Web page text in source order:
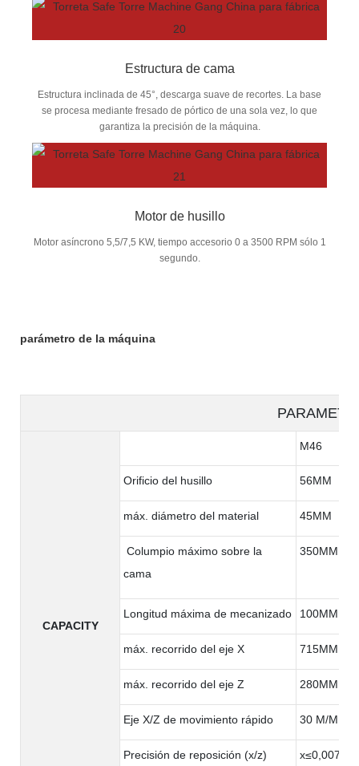
Estructura de cama
Estructura inclinada de 45°, descarga suave de recortes. La base
se procesa mediante fresado de pórtico de una sola vez, lo que
garantiza la precisión de la máquina.
Motor de husillo
Motor asíncrono 5,5/7,5 KW, tiempo accesorio 0 a 3500 RPM sólo 1
segundo.
parámetro de la máquina
CAPACITY
M46
Orificio del husillo 56MM
máx. diámetro del material 45MM
Columpio máximo sobre la
cama
350MM
Longitud máxima de mecanizado 100MM
máx. recorrido del eje X 715MM
máx. recorrido del eje Z 280MM
Eje X/Z de movimiento rápido 30 M/MIN
Precisión de reposición (x/z)